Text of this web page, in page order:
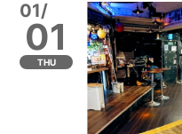
01/
01
THU